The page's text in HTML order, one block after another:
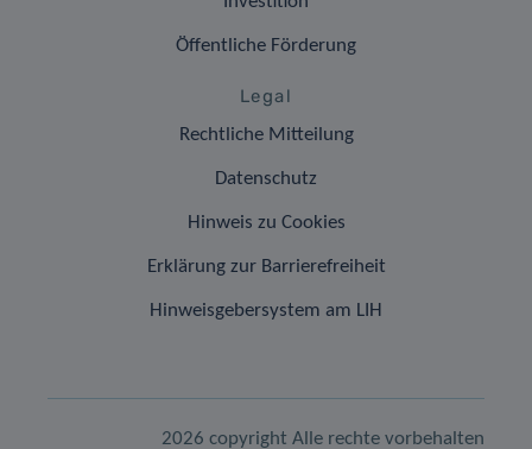
Öffentliche Förderung
Legal
Rechtliche Mitteilung
Datenschutz
Hinweis zu Cookies
Erklärung zur Barrierefreiheit
Hinweisgebersystem am LIH
2026 copyright Alle rechte vorbehalten